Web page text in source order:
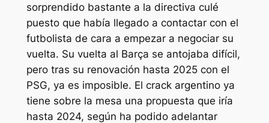
sorprendido bastante a la directiva culé
puesto que había llegado a contactar con el
futbolista de cara a empezar a negociar su
vuelta. Su vuelta al Barça se antojaba difícil,
pero tras su renovación hasta 2025 con el
PSG, ya es imposible. El crack argentino ya
tiene sobre la mesa una propuesta que iría
hasta 2024, según ha podido adelantar